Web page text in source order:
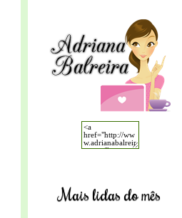
Mais lidas do mês